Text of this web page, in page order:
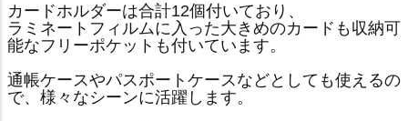
カードホルダーは合計12個付いており、
ラミネートフィルムに入った大きめのカードも収納可
能なフリーポケットも付いています。
通帳ケースやパスポートケースなどとしても使えるの
で、様々なシーンに活躍します。